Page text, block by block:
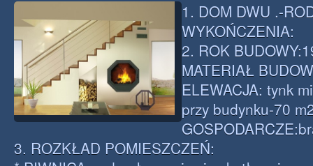
1. DOM DWU .-
WYKOŃCZENIA:
2. ROK
MATERIAŁ
ELEWACJA: tynk
przy budynku-70
3. ROZKŁAD POMIESZCZEŃ: